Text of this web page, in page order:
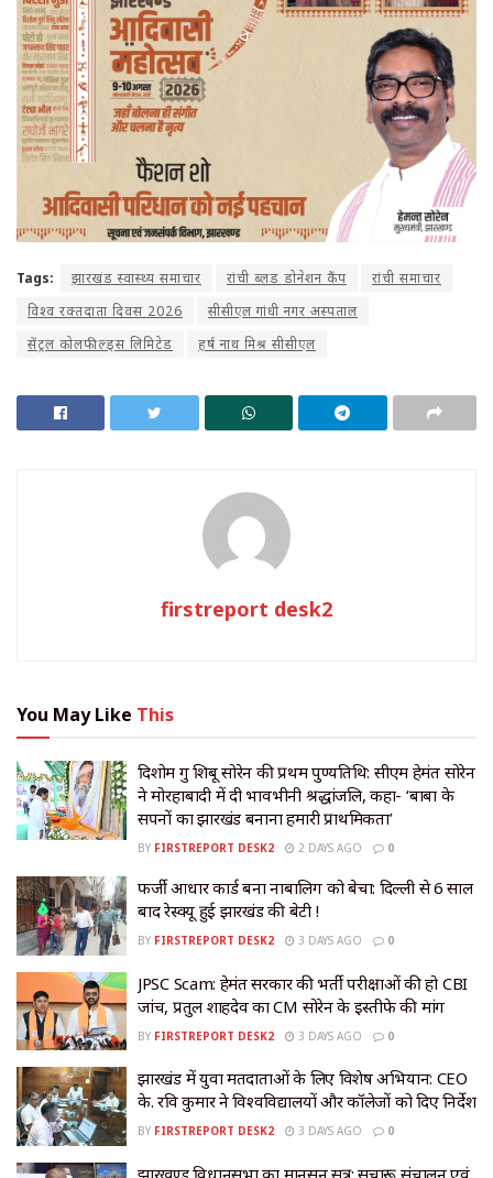
Tags: झारखंड स्वास्थ्य समाचार रांची ब्लड डोनेशन कैंप
रांची समाचार
विश्व रक्तदाता दिवस 2026
सीसीएल गांधी नगर अस्पताल
सेंट्रल कोलफील्ड्स लिमिटेड
हर्ष नाथ मिश्र सीसीएल
firstreport desk2
You May Like This
दिशोम गुरु शिबू सोरेन की प्रथम पुण्यतिथि: सीएम हेमंत सोरेन
ने मोरहाबादी में दी भावभीनी श्रद्धांजलि, कहा- ‘बाबा के
सपनों का झारखंड बनाना हमारी प्राथमिकता’
BY FIRSTREPORT DESK2 2 DAYS AGO 0
​फर्जी आधार कार्ड बना नाबालिग को बेचा: दिल्ली से 6 साल
बाद रेस्क्यू हुई झारखंड की बेटी !
BY FIRSTREPORT DESK2 3 DAYS AGO 0
JPSC Scam: हेमंत सरकार की भर्ती परीक्षाओं की हो CBI
जांच, प्रतुल शाहदेव का CM सोरेन के इस्तीफे की मांग
BY FIRSTREPORT DESK2 3 DAYS AGO 0
झारखंड में युवा मतदाताओं के लिए विशेष अभियान: CEO
के. रवि कुमार ने विश्वविद्यालयों और कॉलेजों को दिए निर्देश
BY FIRSTREPORT DESK2 3 DAYS AGO 0
झारखण्ड विधानसभा का मानसून सत्र: सुचारू संचालन एवं